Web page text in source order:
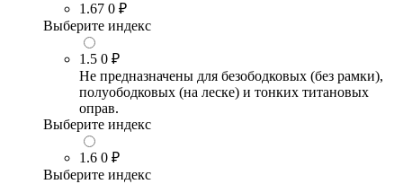
1.67 0 ₽
Выберите индекс
1.5 0 ₽
Не предназначены для безободковых (без рамки),
полуободковых (на леске) и тонких титановых
оправ.
Выберите индекс
1.6 0 ₽
Выберите индекс